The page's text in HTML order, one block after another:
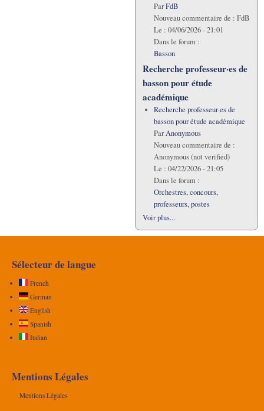
ParFdB
Nouveau commentaire de : FdB
Le : 04/06/2026 - 21:01
Dans le forum :
Basson
Recherche professeur·es de
basson pour étude
académique
Recherche professeur·es de
basson pour étude académique
ParAnonymous
Nouveau commentaire de :
Anonymous (not verified)
Le : 04/22/2026 - 21:05
Dans le forum :
Orchestres, concours,
professeurs, postes
Voir plus...
Sélecteur de langue
French
German
English
Spanish
Italian
Mentions Légales
Mentions Légales